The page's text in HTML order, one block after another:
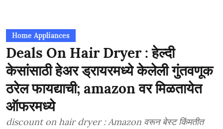
Home Appliances
Deals On Hair Dryer : हेल्दी
केसांसाठी हेअर ड्रायरमध्ये केलेली गुंतवणूक
ठरेल फायद्याची; amazon वर मिळतायेत
ऑफरमध्ये
discount on hair dryer : Amazon वरून बेस्ट किंमतीत